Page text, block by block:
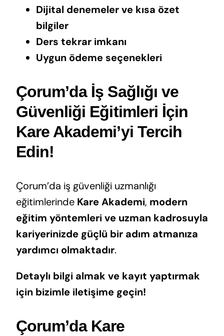
Dijital denemeler ve kısa özet
bilgiler
Ders tekrar imkanı
Uygun ödeme seçenekleri
Çorum’da İş Sağlığı ve
Güvenliği Eğitimleri İçin
Kare Akademi’yi Tercih
Edin!
Çorum’da iş güvenliği uzmanlığı
eğitimlerinde Kare Akademi, modern
eğitim yöntemleri ve uzman kadrosuyla
kariyerinizde güçlü bir adım atmanıza
yardımcı olmaktadır.
Detaylı bilgi almak ve kayıt yaptırmak
için bizimle iletişime geçin!
Çorum’da Kare